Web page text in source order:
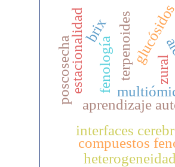
aprendizaje
interfaces
compuestos
terpenoides
fenología zural
estacionalidadbrix
poscosecha